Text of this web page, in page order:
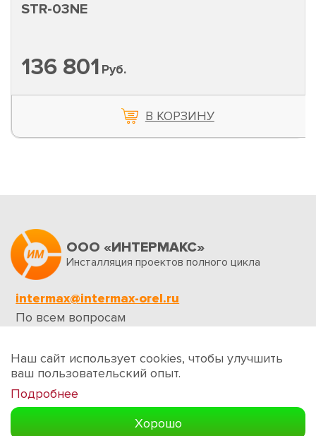
PERCo-BS2
7 040Руб.
В КОРЗИНУ
ООО «ИНТЕРМАКС»
Инсталляция проектов полного цикла
intermax@intermax-orel.ru
По всем вопросам
Обратная связь
Наш сайт использует cookies, чтобы улучшить
ваш пользовательский опыт.
Подробнее
Хорошо